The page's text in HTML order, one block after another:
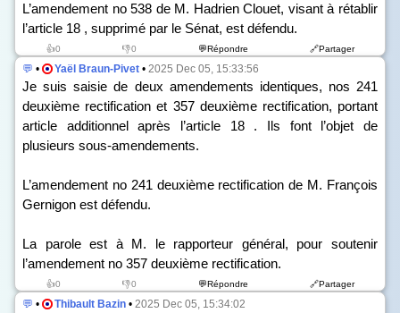
L’amendement no538 de M. Hadrien Clouet, visant à rétablir
l’article 18 , supprimé par le Sénat, est défendu.
👍0 👎0 💬Répondre 🔗Partager
💬 • Yaël Braun-Pivet • 2025 Dec 05, 15:33:56
Je suis saisie de deux amendements identiques, nos 241
deuxième rectification et 357 deuxième rectification, portant
article additionnel après l’article 18 . Ils font l’objet de
plusieurs sous-amendements.
L’amendement no241 deuxième rectification de M. François
Gernigon est défendu.
La parole est à M. le rapporteur général, pour soutenir
l’amendement no 357 deuxième rectification.
👍0 👎0 💬Répondre 🔗Partager
💬 • Thibault Bazin • 2025 Dec 05, 15:34:02